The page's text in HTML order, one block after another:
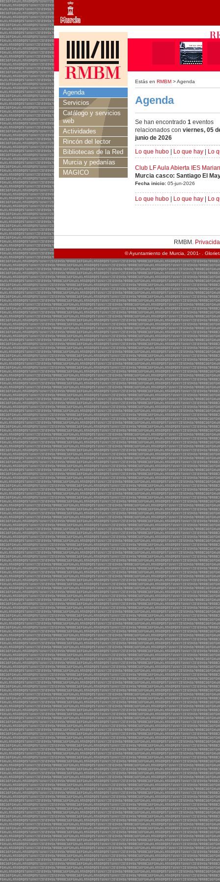
Estás en RMBM > Agenda
Agenda
Servicios
Catálogo y servicios
web
Actividades
Rincón del lector
Bibliotecas de la Red
Murcia y pedanías
MAGICO
Agenda
Se han encontrado 1 eventos
relacionados con viernes, 05
junio de 2026
Lo que hubo
Lo que hay Lo
Club LF Aula Abierta IES
Murcia casco: Santiago El
Fecha inicio: 05-jun-2026
Lo que hubo Lo que hay Lo
RMBM.
© Ayuntamiento de Murcia, 2001- .